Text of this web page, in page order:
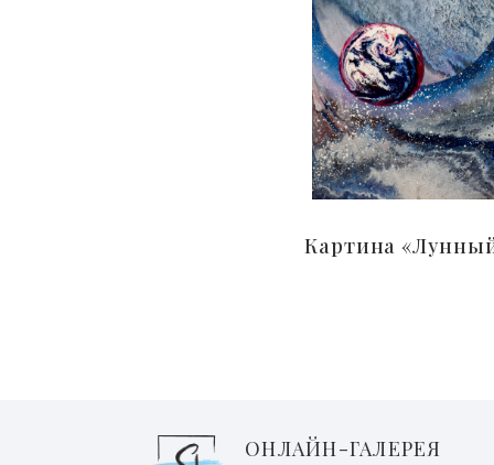
Картина
ОНЛАЙН-ГАЛЕРЕЯ